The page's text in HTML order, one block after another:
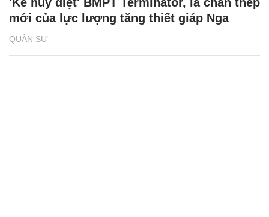
QUÂN SỰ
mới của lực lượng tăng thiết giáp Nga